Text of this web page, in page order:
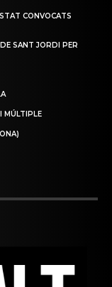
CONVOCATS
SANT JORDI PER
MÚLTIPLE